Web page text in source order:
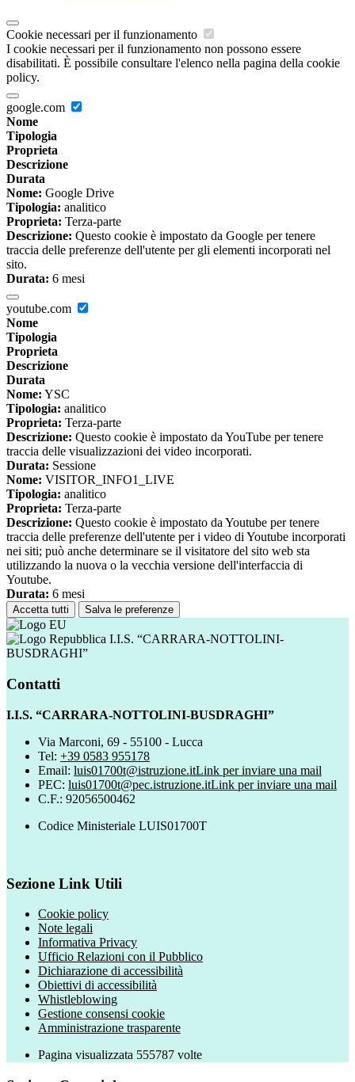
Cookie necessari per il funzionamento
I cookie necessari per il funzionamento non possono essere
disabilitati. È possibile consultare l'elenco nella pagina della cookie
policy.
google.com
Nome
Tipologia
Proprieta
Descrizione
Durata
Nome: Google Drive
Tipologia: analitico
Proprieta: Terza-parte
Descrizione: Questo cookie è impostato da Google per tenere
traccia delle preferenze dell'utente per gli elementi incorporati nel
sito.
Durata: 6 mesi
youtube.com
Nome
Tipologia
Proprieta
Descrizione
Durata
Nome: YSC
Tipologia: analitico
Proprieta: Terza-parte
Descrizione: Questo cookie è impostato da YouTube per tenere
traccia delle visualizzazioni dei video incorporati.
Durata: Sessione
Nome: VISITOR_INFO1_LIVE
Tipologia: analitico
Proprieta: Terza-parte
Descrizione: Questo cookie è impostato da Youtube per tenere
traccia delle preferenze dell'utente per i video di Youtube incorporati
nei siti; può anche determinare se il visitatore del sito web sta
utilizzando la nuova o la vecchia versione dell'interfaccia di
Youtube.
Durata: 6 mesi
Accetta tutti Salva le preferenze
I.I.S. “CARRARA-NOTTOLINI-
BUSDRAGHI”
Contatti
I.I.S. “CARRARA-NOTTOLINI-BUSDRAGHI”
Via Marconi, 69 - 55100 - Lucca
Tel: +39 0583 955178
Email: luis01700t@istruzione.itLink per inviare una mail
PEC: luis01700t@pec.istruzione.itLink per inviare una mail
C.F.: 92056500462
Codice Ministeriale LUIS01700T
Sezione Link Utili
Cookie policy
Note legali
Informativa Privacy
Ufficio Relazioni con il Pubblico
Dichiarazione di accessibilità
Obiettivi di accessibilità
Whistleblowing
Gestione consensi cookie
Amministrazione trasparente
Pagina visualizzata 555787 volte